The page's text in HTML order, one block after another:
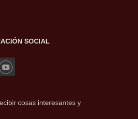
SOCIAL
cosas interesantes y